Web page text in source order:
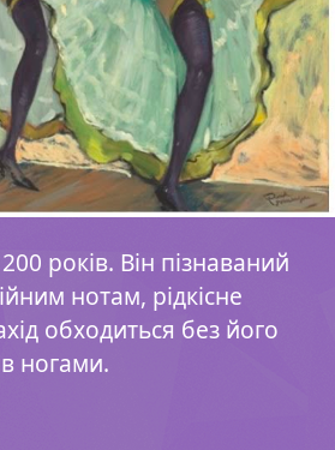
років. Він пізнаваний
нотам, рідкісне
обходиться без його
ногами.